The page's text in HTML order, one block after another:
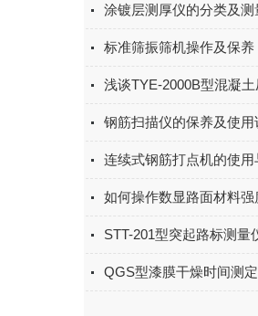
涂镀层测厚仪的分类及测
标准筛振筛机操作及保养
浅谈TYE-2000B型混凝土
钢筋扫描仪的保养及使用
连续式钢筋打点机的使用
如何操作数显路面材料强
STT-201型突起路标测量
QGS型漆膜干燥时间测定